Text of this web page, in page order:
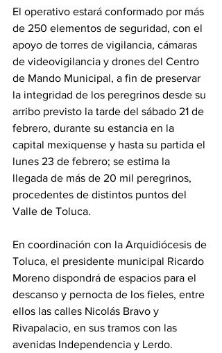
El operativo estará conformado por más
de 250 elementos de seguridad, con el
apoyo de torres de vigilancia, cámaras
de videovigilancia y drones del Centro
de Mando Municipal, a fin de preservar
la integridad de los peregrinos desde su
arribo previsto la tarde del sábado 21 de
febrero, durante su estancia en la
capital mexiquense y hasta su partida el
lunes 23 de febrero; se estima la
llegada de más de 20 mil peregrinos,
procedentes de distintos puntos del
Valle de Toluca.
En coordinación con la Arquidiócesis de
Toluca, el presidente municipal Ricardo
Moreno dispondrá de espacios para el
descanso y pernocta de los fieles, entre
ellos las calles Nicolás Bravo y
Rivapalacio, en sus tramos con las
avenidas Independencia y Lerdo.